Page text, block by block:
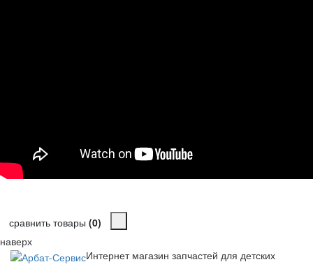
сравнить товары (0)
наверх
Интернет магазин запчастей для детских